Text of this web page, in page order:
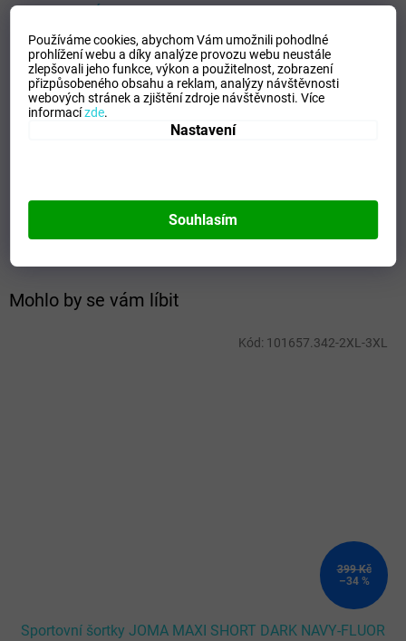
Používáme cookies, abychom Vám umožnili pohodlné
prohlížení webu a díky analýze provozu webu neustále
zlepšovali jeho funkce, výkon a použitelnost,zobrazení
přizpůsobeného obsahu a reklam, analýzy návštěvnosti
webových stránek a zjištění zdroje návštěvnosti.Více
informacízde.
Nastavení
Souhlasím
Mohlo by se vám líbit
399 Kč
–34 %
Sportovní šortky JOMA MAXI SHORT DARK NAVY-FLUOR
Kód: 101657.342-2XL-3XL
Doplňkové parametry
Kategorie:
Dámské kraťase a šortky
EAN:
Zvolte variantu